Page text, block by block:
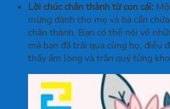
Lời chúc chân thành từ con cái:
mừng dành cho mẹ và bà cần
chân thành. Bạn có thể nói về
mà bạn đã trải qua cùng họ, điều
thấy ấm lòng và trân quý từng